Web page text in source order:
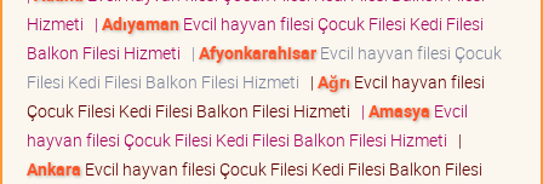
Hizmeti | AdıyamanEvcil hayvan filesi Çocuk Filesi Kedi Filesi
Balkon Filesi Hizmeti | AfyonkarahisarEvcil hayvan filesi Çocuk
Filesi Kedi Filesi Balkon Filesi Hizmeti | Ağrı Evcil hayvan filesi
Çocuk Filesi Kedi Filesi Balkon Filesi Hizmeti | Amasya Evcil
hayvan filesi Çocuk Filesi Kedi Filesi Balkon Filesi Hizmeti |
Ankara Evcil hayvan filesi Çocuk Filesi Kedi Filesi Balkon Filesi